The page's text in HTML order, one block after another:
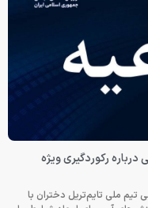
رکوردگیری ویژه
ملی تایم‌تریل دختران با